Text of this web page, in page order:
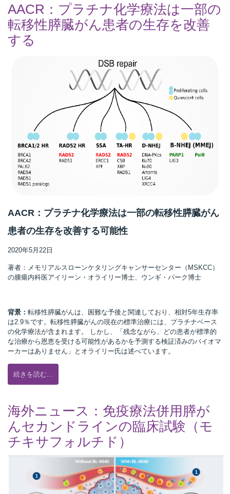
AACR：プラチナ化学療法は一部の
転移性膵臓がん患者の生存を改善
する
AACR：プラチナ化学療法は一部の転移性膵臓がん
患者の生存を改善する可能性
2020年5月22日
著者：メモリアルスローンケタリングキャンサーセンター（MSKCC）
の腫瘍内科医アイリーン・オライリー博士、ウンギ・パーク博士
背景： 転移性膵臓がんは、困難な予後と関連しており、相対5年生存率
は2.9％です。転移性膵臓がんの現在の標準治療には、プラチナベース
の化学療法が含まれます。 しかし、「残念ながら、どの患者が標準的
な治療から恩恵を受ける可能性があるかを予測する検証済みのバイオマ
ーカーはありません」とオライリー氏は述べています。
続きを読む...
海外ニュース：免疫療法併用膵が
んセカンドラインの臨床試験（モ
チキサフォルチド）